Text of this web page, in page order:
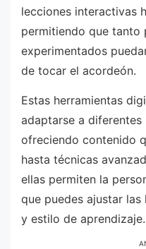
lecciones interactivas
permitiendo que tanto
experimentados
de tocar el acordeón.
Estas herramientas
adaptarse a diferentes
ofreciendo contenido
hasta técnicas
ellas permiten la
que puedes ajustar
y estilo de aprendizaje.